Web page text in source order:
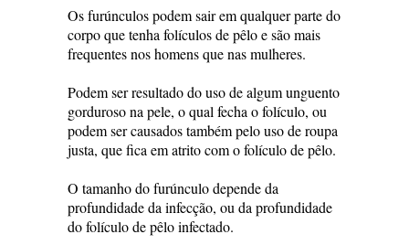
Os furúnculos podem sair em qualquer parte do
corpo que tenha folículos de pêlo e são mais
frequentes nos homens que nas mulheres.
Podem ser resultado do uso de algum unguento
gorduroso na pele, o qual fecha o folículo, ou
podem ser causados também pelo uso de roupa
justa, que fica em atrito com o folículo de pêlo.
O tamanho do furúnculo depende da
profundidade da infecção, ou da profundidade
do folículo de pêlo infectado.